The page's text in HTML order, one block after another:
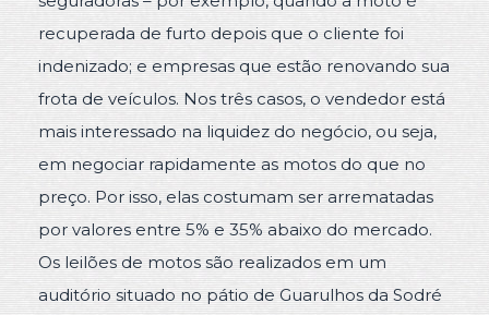
recuperada de furto depois que o cliente foi
indenizado; e empresas que estão renovando sua
frota de veículos. Nos três casos, o vendedor está
mais interessado na liquidez do negócio, ou seja,
em negociar rapidamente as motos do que no
preço. Por isso, elas costumam ser arrematadas
por valores entre 5% e 35% abaixo do mercado.
Os leilões de motos são realizados em um
auditório situado no pátio de Guarulhos da Sodré